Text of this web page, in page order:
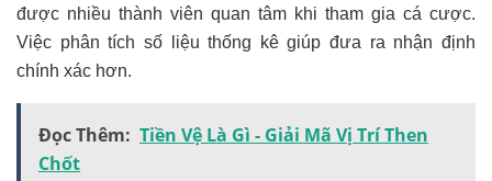
được nhiều thành viên quan tâm khi tham gia cá cược.
Việc phân tích số liệu thống kê giúp đưa ra nhận định
chính xác hơn.
Đọc Thêm: Tiền Vệ Là Gì - Giải Mã Vị Trí Then
Chốt